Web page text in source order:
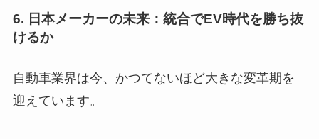
6. 日本メーカーの未来：統合でEV時代を勝ち抜
けるか
自動車業界は今、かつてないほど大きな変革期を
迎えています。